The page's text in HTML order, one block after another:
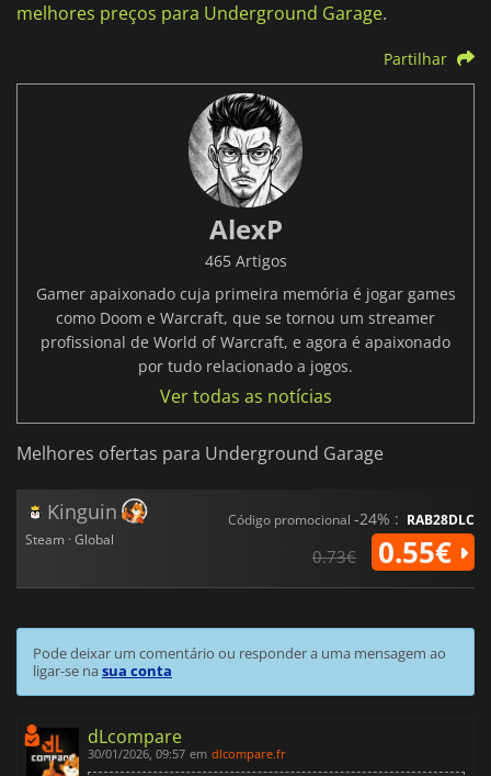
melhores preços para Underground Garage.
Partilhar
AlexP
465 Artigos
Gamer apaixonado cuja primeira memória é jogar games
como Doom e Warcraft, que se tornou um streamer
profissional de World of Warcraft, e agora é apaixonado
por tudo relacionado a jogos.
Ver todas as notícias
Melhores ofertas para Underground Garage
Kinguin
Steam · Global
Código promocional -24% : RAB28DLC
0.73€ 0.55€
Pode deixar um comentário ou responder a uma mensagem ao
ligar-se nasua conta
dLcompare
30/01/2026, 09:57 em dlcompare.fr